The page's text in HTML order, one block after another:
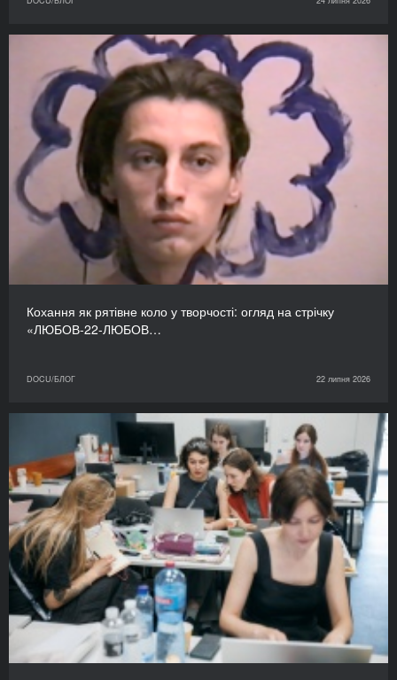
Кохання як рятівне коло у творчості: огляд на стрічку
«ЛЮБОВ-22-ЛЮБОВ…
DOCU/БЛОГ 22 липня 2026